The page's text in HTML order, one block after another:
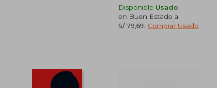
Disponible Usado
en Buen Estado a
S/ 79,69
Comprar Usado